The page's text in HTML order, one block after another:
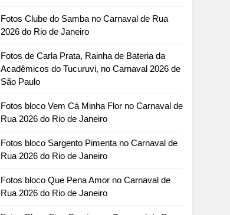
Fotos Clube do Samba no Carnaval de Rua
2026 do Rio de Janeiro
Fotos de Carla Prata, Rainha de Bateria da
Acadêmicos do Tucuruvi, no Carnaval 2026 de
São Paulo
Fotos bloco Vem Cá Minha Flor no Carnaval de
Rua 2026 do Rio de Janeiro
Fotos bloco Sargento Pimenta no Carnaval de
Rua 2026 do Rio de Janeiro
Fotos bloco Que Pena Amor no Carnaval de
Rua 2026 do Rio de Janeiro